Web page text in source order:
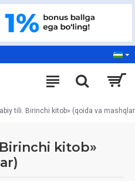
tili. Birinchi kitob» (qoida va
kitob»